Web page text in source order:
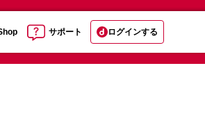
サポート ログインする